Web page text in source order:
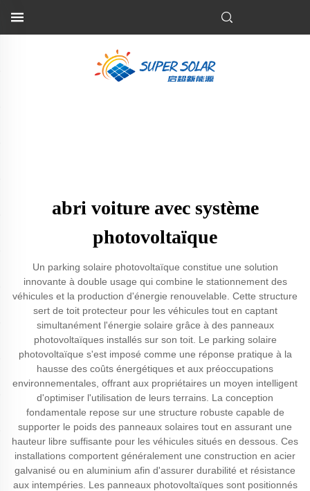
abri voiture avec système
photovoltaïque
Un parking solaire photovoltaïque constitue une solution
innovante à double usage qui combine le stationnement des
véhicules et la production d'énergie renouvelable. Cette structure
sert de toit protecteur pour les véhicules tout en captant
simultanément l'énergie solaire grâce à des panneaux
photovoltaïques installés sur son toit. Le parking solaire
photovoltaïque s'est imposé comme une réponse pratique à la
hausse des coûts énergétiques et aux préoccupations
environnementales, offrant aux propriétaires un moyen intelligent
d'optimiser l'utilisation de leurs terrains. La conception
fondamentale repose sur une structure robuste capable de
supporter le poids des panneaux solaires tout en assurant une
hauteur libre suffisante pour les véhicules situés en dessous. Ces
installations comportent généralement une construction en acier
galvanisé ou en aluminium afin d'assurer durabilité et résistance
aux intempéries. Les panneaux photovoltaïques sont positionnés